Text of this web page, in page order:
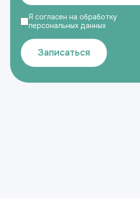
Я согласен на обработку
персональных данных
Записаться